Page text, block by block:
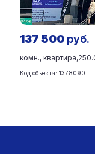
137 500 руб.
комн., квартира,
Код объекта: 1378090